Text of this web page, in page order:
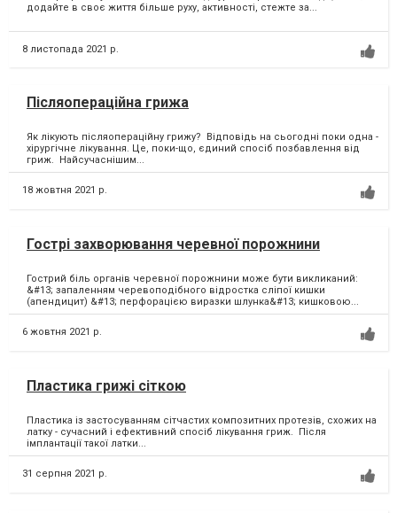
додайте в своє життя більше руху, активності, стежте за...
8 листопада 2021 р.
Післяопераційна грижа
Як лікують післяопераційну грижу? Відповідь на сьогодні поки одна -
хірургічне лікування. Це, поки-що, єдиний спосіб позбавлення від
гриж. Найсучаснішим...
18 жовтня 2021 р.
Гострі захворювання черевної порожнини
Гострий біль органів черевної порожнини може бути викликаний:
&#13; запаленням черевоподібного відростка сліпої кишки
(апендицит) &#13; перфорацією виразки шлунка&#13; кишковою...
6 жовтня 2021 р.
Пластика грижі сіткою
Пластика із застосуванням сітчастих композитних протезів, схожих на
латку - сучасний і ефективний спосіб лікування гриж. Після
імплантації такої латки...
31 серпня 2021 р.